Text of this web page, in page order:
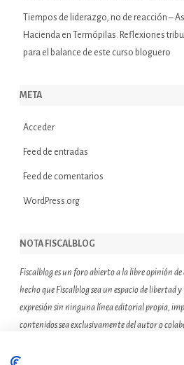
Tiempos de liderazgo, no de reacción –
Hacienda en
Termópilas. Reflexiones
para el balance de este curso bloguero
META
Acceder
Feed de entradas
Feed de comentarios
WordPress.org
NOTA FISCALBLOG
Fiscalblog es un foro abierto a la libre opinión
hecho que Fiscalblog sea un espacio de
expresión sin ninguna línea editorial propia,
contenidos sea exclusivamente del autor o
ello suponga que el resto de miembros de la
compartan las reflexiones u opiniones